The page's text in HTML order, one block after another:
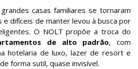
casas familiares se tornaram
e difíceis de manter levou à busca por
O NOLT propõe a troca do
de alto padrão, com
hotelaria de luxo, lazer de resort e
forma sutil, quase invisível.